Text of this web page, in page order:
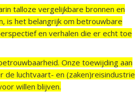
talloze vergelijkbare bronnen en
is het belangrijk om betrouwbare
en verhalen die er echt toe
Onze toewijding aan
de luchtvaart- en (zaken)reisindustrie
willen blijven.